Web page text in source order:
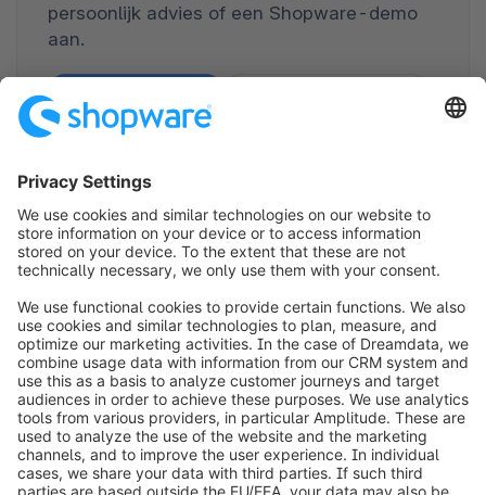
persoonlijk advies of een Shopware-demo
aan.
Neem contact op
* Gebaseerd op enquêtes met Shopware-klanten en partners in
2023.
info@shopware.com